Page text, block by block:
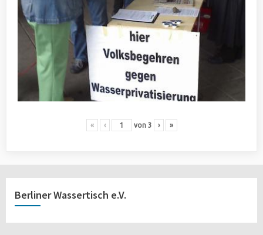
« ‹ von 3 › »
Berliner Wassertisch e.V.